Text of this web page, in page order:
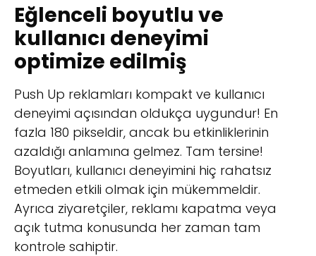
Eğlenceli boyutlu ve
kullanıcı deneyimi
optimize edilmiş
Push Up reklamları kompakt ve kullanıcı
deneyimi açısından oldukça uygundur! En
fazla 180 pikseldir, ancak bu etkinliklerinin
azaldığı anlamına gelmez. Tam tersine!
Boyutları, kullanıcı deneyimini hiç rahatsız
etmeden etkili olmak için mükemmeldir.
Ayrıca ziyaretçiler, reklamı kapatma veya
açık tutma konusunda her zaman tam
kontrole sahiptir.